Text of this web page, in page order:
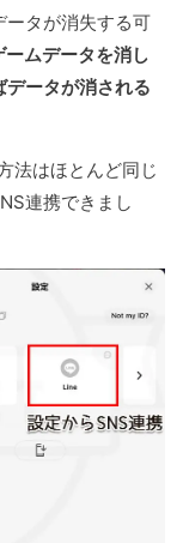
ータが消失する可
ムデータを消し
ータが消される
法はほとんど同じ
連携できまし